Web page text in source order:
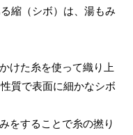
縮（シボ）は、湯もみ
けた糸を使って織り上
質で表面に細かなシボ
をすることで糸の撚り